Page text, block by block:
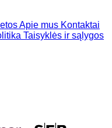
Apie mus Kontaktai
Taisyklės ir sąlygos